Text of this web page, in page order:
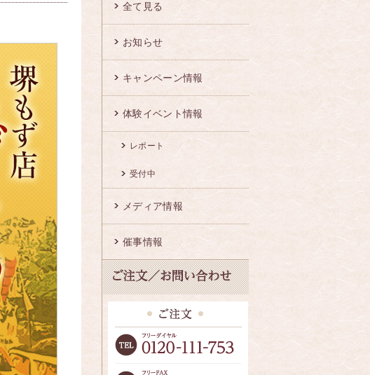
全て見る
お知らせ
キャンペーン情報
体験イベント情報
レポート
受付中
メディア情報
催事情報